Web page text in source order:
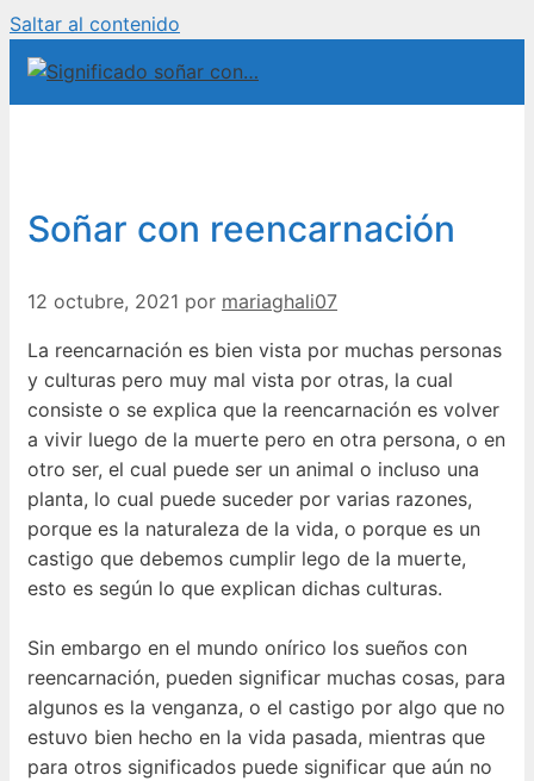
Saltar al contenido
Soñar con reencarnación
12 octubre, 2021 por mariaghali07
La reencarnación es bien vista por muchas personas
y culturas pero muy mal vista por otras, la cual
consiste o se explica que la reencarnación es volver
a vivir luego de la muerte pero en otra persona, o en
otro ser, el cual puede ser un animal o incluso una
planta, lo cual puede suceder por varias razones,
porque es la naturaleza de la vida, o porque es un
castigo que debemos cumplir lego de la muerte,
esto es según lo que explican dichas culturas.
Sin embargo en el mundo onírico los sueños con
reencarnación, pueden significar muchas cosas, para
algunos es la venganza, o el castigo por algo que no
estuvo bien hecho en la vida pasada, mientras que
para otros significados puede significar que aún no